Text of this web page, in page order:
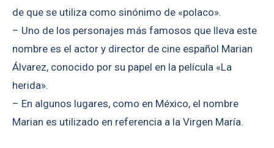
de que se utiliza como sinónimo de «polaco».
– Uno de los personajes más famosos que lleva este
nombre es el actor y director de cine español Marian
Álvarez, conocido por su papel en la película «La
herida».
– En algunos lugares, como en México, el nombre
Marian es utilizado en referencia a la Virgen María.